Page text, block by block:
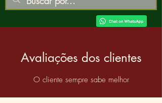
Avaliações dos clientes
O cliente sempre sabe melhor